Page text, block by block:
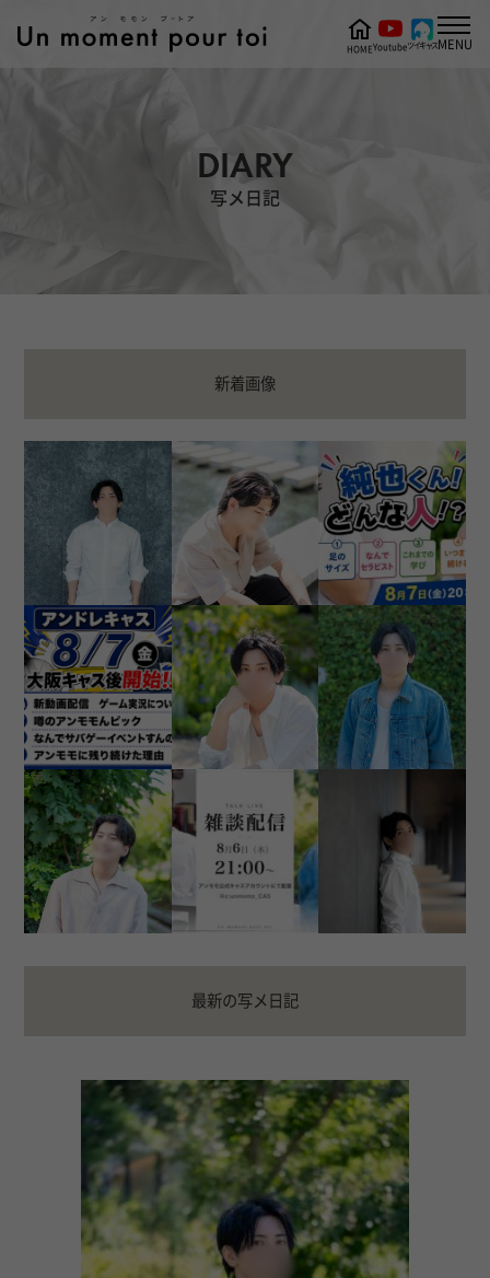
DIARY
写メ日記
HOMEYoutubeツイキャスMENU
新着画像
最新の写メ日記